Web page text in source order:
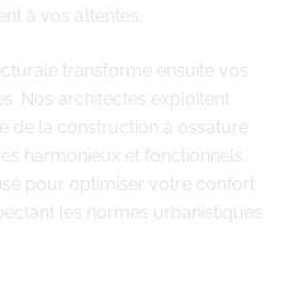
à vos attentes.
transforme ensuite vos
Nos architectes exploitent
de la construction à ossature
harmonieux et fonctionnels.
pour optimiser votre confort
les normes urbanistiques